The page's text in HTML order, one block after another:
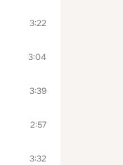
3:22
3:04
3:39
2:57
3:32